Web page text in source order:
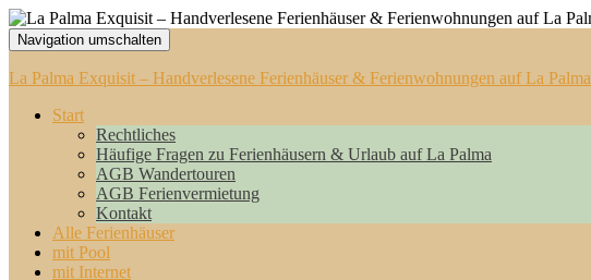
Navigation umschalten
La Palma Exquisit – Handverlesene Ferienhäuser & Ferienwohnungen auf La Palma
Start
Rechtliches
Häufige Fragen zu Ferienhäusern & Urlaub auf La Palma
AGB Wandertouren
AGB Ferienvermietung
Kontakt
Alle Ferienhäuser
mit Pool
mit Internet